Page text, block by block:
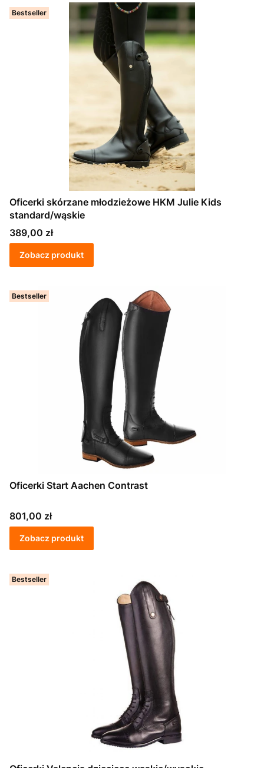
Bestseller
Oficerki skórzane młodzieżowe HKM Julie Kids
standard/wąskie
Cena
389,00 zł
Zobacz produkt
Bestseller
Oficerki Start Aachen Contrast
Cena
801,00 zł
Zobacz produkt
Bestseller